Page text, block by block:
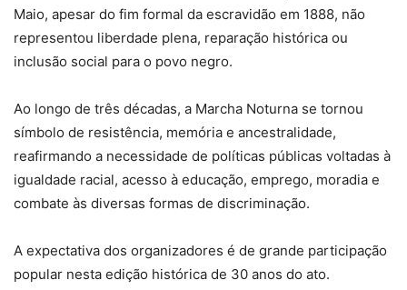
Maio, apesar do fim formal da escravidão em 1888, não
representou liberdade plena, reparação histórica ou
inclusão social para o povo negro.
Ao longo de três décadas, a Marcha Noturna se tornou
símbolo de resistência, memória e ancestralidade,
reafirmando a necessidade de políticas públicas voltadas à
igualdade racial, acesso à educação, emprego, moradia e
combate às diversas formas de discriminação.
A expectativa dos organizadores é de grande participação
popular nesta edição histórica de 30 anos do ato.